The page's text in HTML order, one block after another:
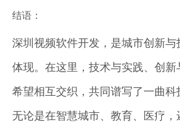
结语：
深圳视频软件开发，是城市创新与
体现。在这里，技术与实践、创
希望相互交织，共同谱写了一曲科
无论是在智慧城市、教育、医疗，